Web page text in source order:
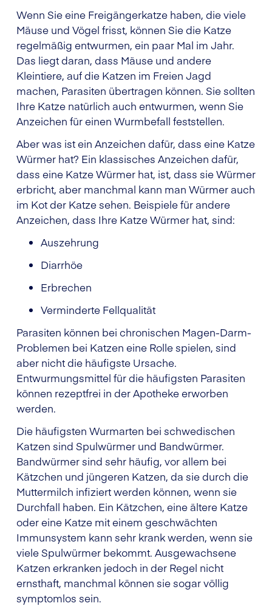
Wenn Sie eine Freigängerkatze haben, die viele
Mäuse und Vögel frisst, können Sie die Katze
regelmäßig entwurmen, ein paar Mal im Jahr.
Das liegt daran, dass Mäuse und andere
Kleintiere, auf die Katzen im Freien Jagd
machen, Parasiten übertragen können. Sie sollten
Ihre Katze natürlich auch entwurmen, wenn Sie
Anzeichen für einen Wurmbefall feststellen.
Aber was ist ein Anzeichen dafür, dass eine Katze
Würmer hat? Ein klassisches Anzeichen dafür,
dass eine Katze Würmer hat, ist, dass sie Würmer
erbricht, aber manchmal kann man Würmer auch
im Kot der Katze sehen. Beispiele für andere
Anzeichen, dass Ihre Katze Würmer hat, sind:
Auszehrung
Diarrhöe
Erbrechen
Verminderte Fellqualität
Parasiten können bei chronischen Magen-Darm-
Problemen bei Katzen eine Rolle spielen, sind
aber nicht die häufigste Ursache.
Entwurmungsmittel für die häufigsten Parasiten
können rezeptfrei in der Apotheke erworben
werden.
Die häufigsten Wurmarten bei schwedischen
Katzen sind Spulwürmer und Bandwürmer.
Bandwürmer sind sehr häufig, vor allem bei
Kätzchen und jüngeren Katzen, da sie durch die
Muttermilch infiziert werden können, wenn sie
Durchfall haben. Ein Kätzchen, eine ältere Katze
oder eine Katze mit einem geschwächten
Immunsystem kann sehr krank werden, wenn sie
viele Spulwürmer bekommt. Ausgewachsene
Katzen erkranken jedoch in der Regel nicht
ernsthaft, manchmal können sie sogar völlig
symptomlos sein.